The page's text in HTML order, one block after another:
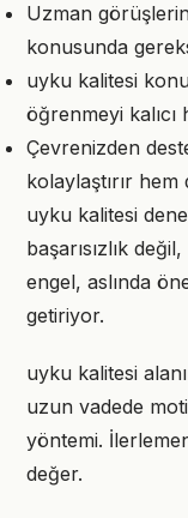
Uzman
konusunda
uyku kalitesi
öğrenmeyi kalıcı
Çevrenizden
kolaylaştırır
uyku kalitesi
başarısızlık
engel, aslında
getiriyor.
uyku kalitesi
uzun vadede
yöntemi.
değer.